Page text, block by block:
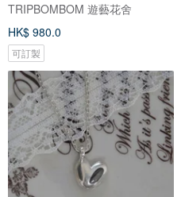
TRIPBOMBOM 遊藝花舍
HK$ 980.0
可訂製